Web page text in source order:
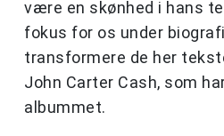
være en skønhed i hans
fokus for os under
transformere de her
John Carter Cash, som
albummet.